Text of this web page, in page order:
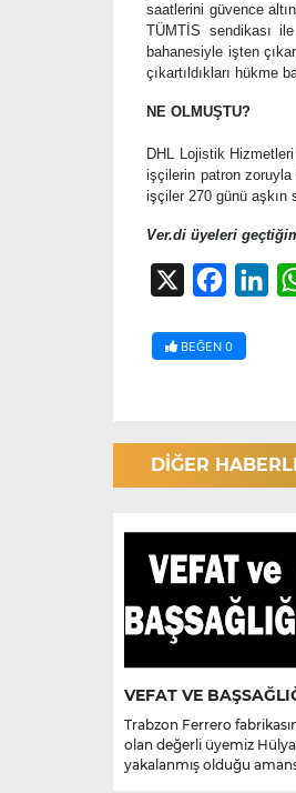
saatlerini güvence
TÜMTİS sendikası
bahanesiyle işten
çıkartıldıkları hükme
NE OLMUŞTU?
DHL Lojistik
işçilerin patron zoruyla
işçiler 270 günü aşkın
Ver.di üyeleri
BEĞEN 0
DİĞER
VEFAT VE
Trabzon Ferrero
olan değerli üyemiz
yakalanmış olduğu